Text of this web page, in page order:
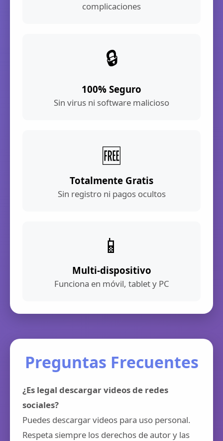
complicaciones
🔒
100% Seguro
Sin virus ni software malicioso
🆓
Totalmente Gratis
Sin registro ni pagos ocultos
📱
Multi-dispositivo
Funciona en móvil, tablet y PC
Preguntas Frecuentes
¿Es legal descargar videos de redes
sociales?
Puedes descargar videos para uso personal.
Respeta siempre los derechos de autor y las